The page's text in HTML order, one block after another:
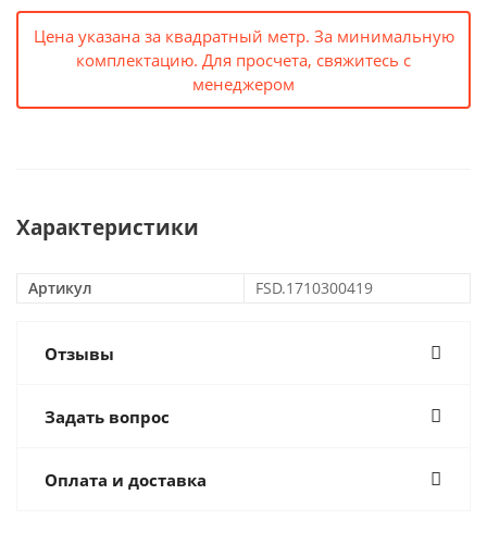
Цена указана за квадратный метр. За минимальную
комплектацию. Для просчета, свяжитесь с
менеджером
Характеристики
Артикул FSD.1710300419
Отзывы
Задать вопрос
Оплата и доставка